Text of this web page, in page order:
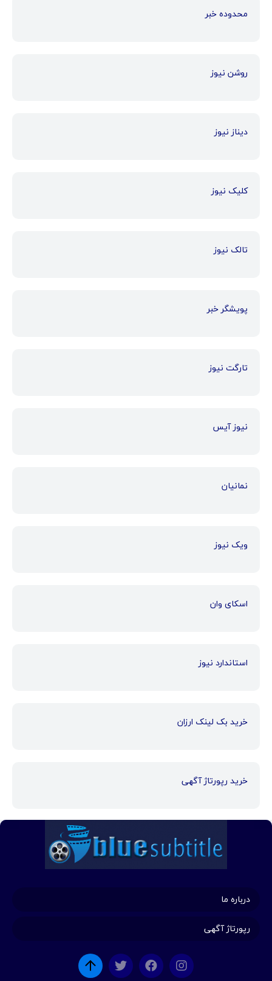
محدوده خبر
روشن نیوز
دیناز نیوز
کلیک نیوز
تالک نیوز
پویشگر خبر
تارگت نیوز
نیوز آیس
نمانیان
ویک نیوز
اسکای وان
استاندارد نیوز
خرید بک لینک ارزان
خرید رپورتاژ آگهی
درباره ما
رپورتاژ آگهی